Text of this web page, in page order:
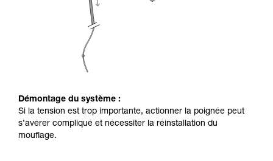
Démontage du système :
Si la tension est trop importante, actionner la poignée peut
s’avérer compliqué et nécessiter la réinstallation du
mouflage.